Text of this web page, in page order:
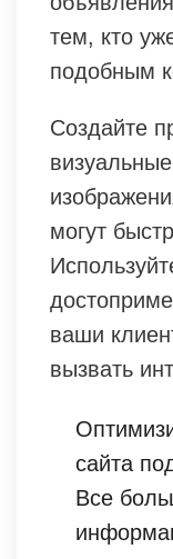
тем, кто
подобным
Создайте
могут
ваши
вызвать
сайта
Все